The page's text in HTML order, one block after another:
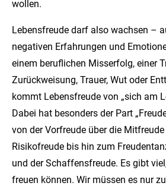
wollen.
Lebensfreude darf also wachsen –
negativen Erfahrungen und
einem beruflichen Misserfolg, einer
Zurückweisung, Trauer, Wut oder
kommt Lebensfreude von „sich am
Dabei hat besonders der Part
von der Vorfreude über die
Risikofreude bis hin zum
und der Schaffensfreude. Es gibt
freuen können. Wir müssen es nur